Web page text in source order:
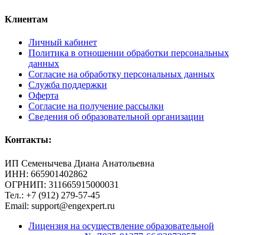
Клиентам
Личный кабинет
Политика в отношении обработки персональных
данных
Согласие на обработку персональных данных
Служба поддержки
Оферта
Согласие на получение рассылки
Сведения об образовательной организации
Контакты:
ИП Семенычева Диана Анатольевна
ИНН: 665901402862
ОГРНИП: 311665915000031
Тел.: +7 (912) 279-57-45
Email: support@engexpert.ru
Лицензия на осуществление образовательной